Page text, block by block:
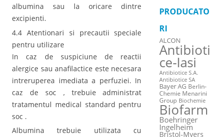
albumina sau la oricare dintre
excipienti.
4.4 Atentionari si precautii speciale
pentru utilizare
In caz de suspiciune de reactii
alergice sau anafilactice este necesara
intreruperea imediata a perfuziei. In
caz de soc , trebuie administrat
tratamentul medical standard pentru
soc .
Albumina trebuie utilizata cu
PRODUCATO
RI
ALCON
Antibioti
ce-Iasi
Antibiotice S.A.
Antibiotice SA
Bayer AG Berlin-
Chemie Menarini
Group Biochemie
Biofarm
Boehringer
Ingelheim
Bristol-Myers